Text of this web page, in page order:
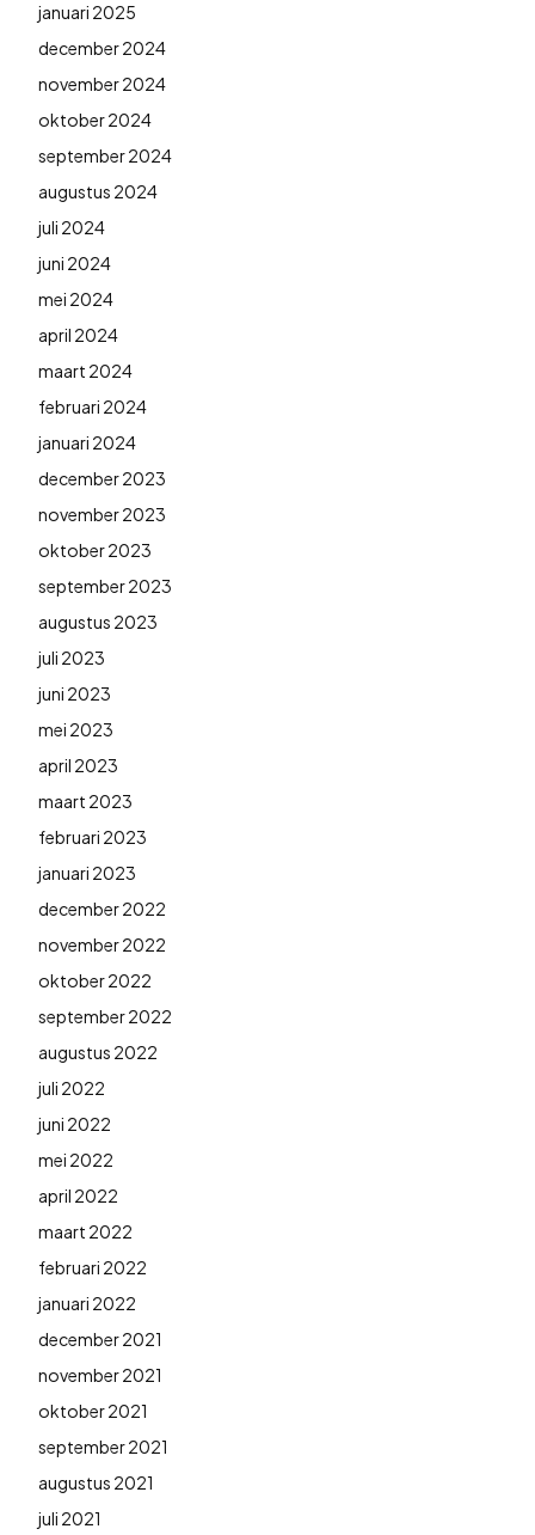
januari 2025
december 2024
november 2024
oktober 2024
september 2024
augustus 2024
juli 2024
juni 2024
mei 2024
april 2024
maart 2024
februari 2024
januari 2024
december 2023
november 2023
oktober 2023
september 2023
augustus 2023
juli 2023
juni 2023
mei 2023
april 2023
maart 2023
februari 2023
januari 2023
december 2022
november 2022
oktober 2022
september 2022
augustus 2022
juli 2022
juni 2022
mei 2022
april 2022
maart 2022
februari 2022
januari 2022
december 2021
november 2021
oktober 2021
september 2021
augustus 2021
juli 2021